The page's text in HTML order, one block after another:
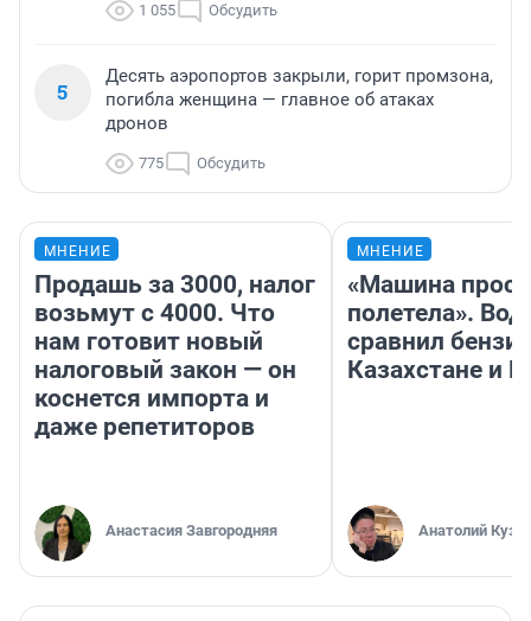
1 055 Обсудить
5
Десять аэропортов закрыли, горит промзона,
погибла женщина — главное об атаках
дронов
775 Обсудить
МНЕНИЕ
Продашь за 3000, налог
возьмут с 4000. Что
нам готовит новый
налоговый закон — он
коснется импорта и
даже репетиторов
Анастасия Завгородняя
МНЕНИЕ
«Машина
полетела».
сравнил
Казахстане и
Анатолий